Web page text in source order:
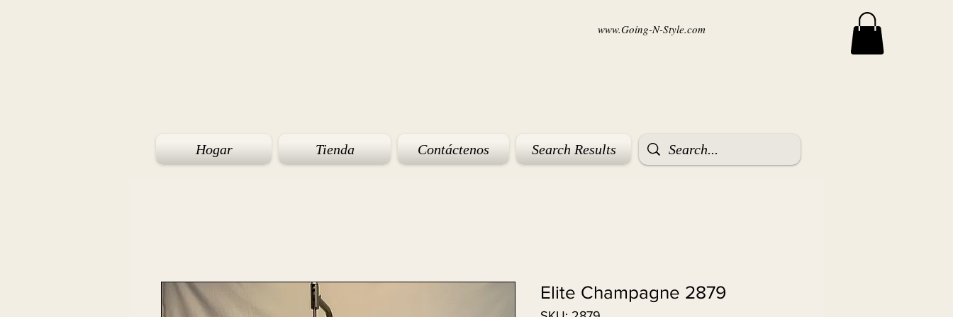
www.Going-N-Style.com
Hogar Tienda Contáctenos Search Results
Elite Champagne 2879